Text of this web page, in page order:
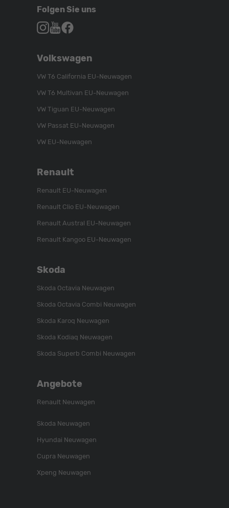
Folgen Sie uns
Autohaus
Sie
Instagram
Autohaus
Sie
unser
Kanal
Sie
Facebook
Volkswagen
VW T6 California EU-Neuwagen
VW T6 Multivan EU-Neuwagen
VW Tiguan EU-Neuwagen
VW Passat EU-Neuwagen
VW EU-Neuwagen
Renault
Renault EU-Neuwagen
Renault Clio EU-Neuwagen
Renault Austral EU-Neuwagen
Renault Kangoo EU-Neuwagen
Skoda
Skoda Octavia Neuwagen
Skoda Octavia Combi Neuwagen
Skoda Karoq Neuwagen
Skoda Kodiaq Neuwagen
Skoda Superb Combi Neuwagen
Angebote
Renault Neuwagen
Skoda Neuwagen
Hyundai Neuwagen
Cupra Neuwagen
Xpeng Neuwagen